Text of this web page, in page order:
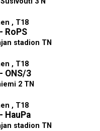
, T18
RoPS
stadion TN
, T18
ONS/3
2 TN
, T18
HauPa
stadion TN